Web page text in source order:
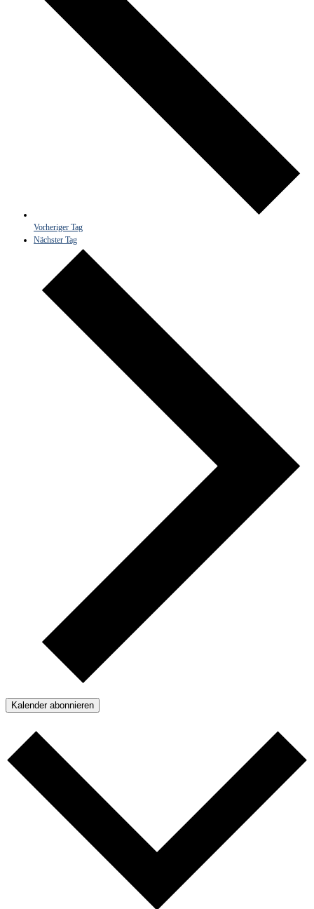
Vorheriger Tag
Nächster Tag
Kalender abonnieren